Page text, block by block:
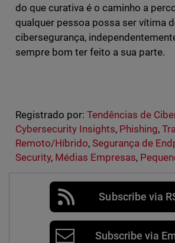
do que curativa é o caminho a
qualquer pessoa possa ser vítima
cibersegurança,
sempre bom ter feito a sua parte.
Registrado por: Tendências de
Cybersecurity Insights, Phishing,
Remoto/Híbrido, Segurança de
Security, Médias Empresas,
Subscribe via
Subscribe via